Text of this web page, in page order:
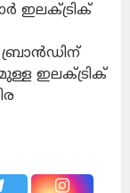
ഇലക്ട്രിക്
ബ്രാന്‍ഡിന്
ഇലക്ട്രിക്